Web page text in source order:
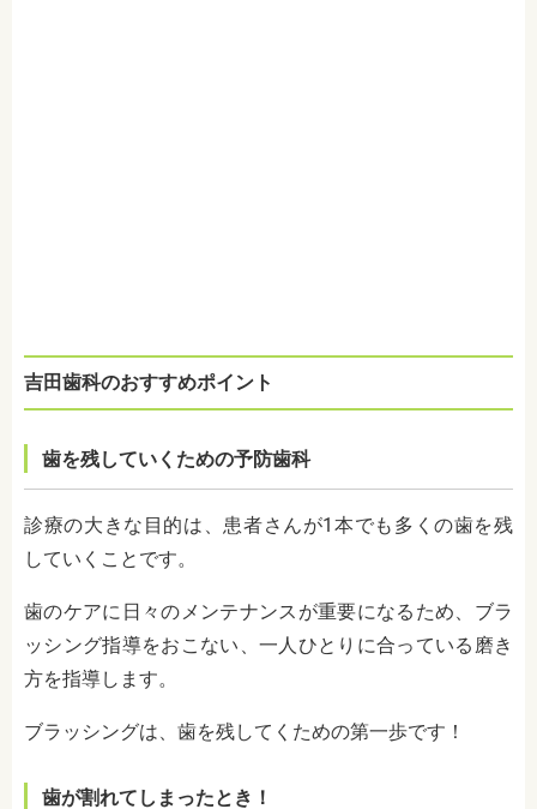
吉田歯科のおすすめポイント
歯を残していくための予防歯科
診療の大きな目的は、患者さんが1本でも多くの歯を残
していくことです。
歯のケアに日々のメンテナンスが重要になるため、ブラ
ッシング指導をおこない、一人ひとりに合っている磨き
方を指導します。
ブラッシングは、歯を残してくための第一歩です！
歯が割れてしまったとき！